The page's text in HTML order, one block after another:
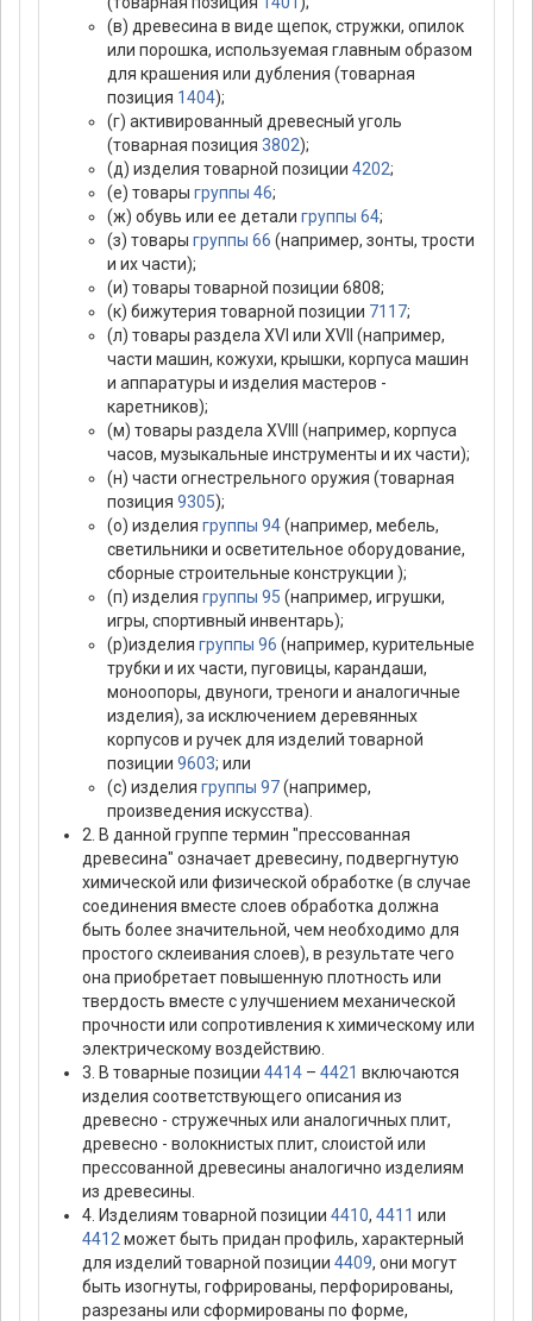
(в) древесина в виде щепок, стружки, опилок
или порошка, используемая главным образом
для крашения или дубления (товарная
позиция 1404);
(г) активированный древесный уголь
(товарная позиция 3802);
(д) изделия товарной позиции 4202;
(е) товары группы 46;
(ж) обувь или ее детали группы 64;
(з) товары группы 66 (например, зонты, трости
и их части);
(и) товары товарной позиции 6808;
(к) бижутерия товарной позиции 7117;
(л) товары раздела XVI или XVII (например,
части машин, кожухи, крышки, корпуса машин
и аппаратуры и изделия мастеров -
каретников);
(м) товары раздела ХVIII (например, корпуса
часов, музыкальные инструменты и их части);
(н) части огнестрельного оружия (товарная
позиция 9305);
(о) изделия группы 94(например, мебель,
светильники и осветительное оборудование,
сборные строительные конструкции );
(п) изделия группы 95 (например, игрушки,
игры, спортивный инвентарь);
(р)изделия группы 96 (например, курительные
трубки и их части, пуговицы, карандаши,
моноопоры, двуноги, треноги и аналогичные
изделия), за исключением деревянных
корпусов и ручек для изделий товарной
позиции 9603; или
(с) изделия группы 97(например,
произведения искусства).
2. В данной группе термин "прессованная
древесина" означает древесину, подвергнутую
химической или физической обработке (в случае
соединения вместе слоев обработка должна
быть более значительной, чем необходимо для
простого склеивания слоев), в результате чего
она приобретает повышенную плотность или
твердость вместе с улучшением механической
прочности или сопротивления к химическому или
электрическому воздействию.
3. В товарные позиции 4414 – 4421 включаются
изделия соответствующего описания из
древесно - стружечных или аналогичных плит,
древесно - волокнистых плит, слоистой или
прессованной древесины аналогично изделиям
из древесины.
4. Изделиям товарной позиции 4410, 4411 или
4412 может быть придан профиль, характерный
для изделий товарной позиции 4409, они могут
быть изогнуты, гофрированы, перфорированы,
разрезаны или сформированы по форме,